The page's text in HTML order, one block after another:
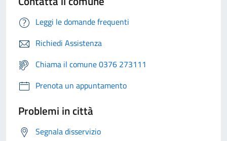
Leggi le domande frequenti
Richiedi Assistenza
Chiama il comune 0376 273111
Prenota un appuntamento
Problemi in città
Segnala disservizio